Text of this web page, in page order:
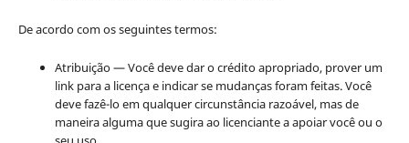
De acordo com os seguintes termos:
Atribuição — Você deve dar o crédito apropriado, prover um
link para a licença e indicar se mudanças foram feitas. Você
deve fazê-lo em qualquer circunstância razoável, mas de
maneira alguma que sugira ao licenciante a apoiar você ou o